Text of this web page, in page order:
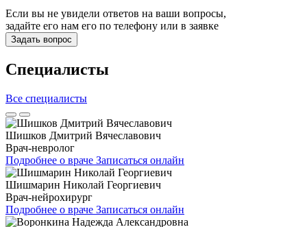
Если вы не увидели ответов на ваши вопросы,
задайте его нам его по телефону или в заявке
Задать вопрос
Специалисты
Все специалисты
Шишков Дмитрий Вячеславович
Врач-невролог
Подробнее о враче Записаться онлайн
Шишмарин Николай Георгиевич
Врач-нейрохирург
Подробнее о враче Записаться онлайн